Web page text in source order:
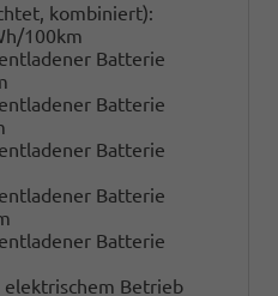
kombiniert):
100km
Batterie
Batterie
Batterie
Batterie
Batterie
Betrieb